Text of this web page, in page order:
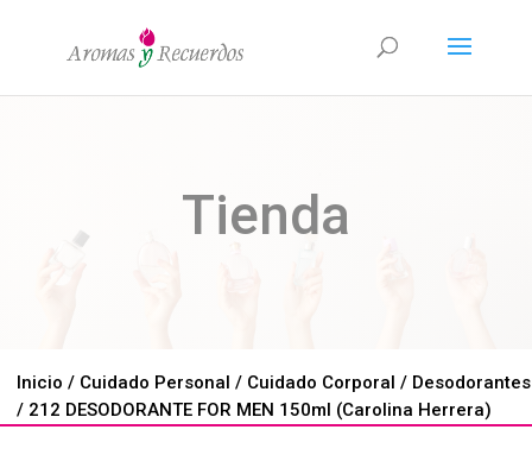
Tienda
Inicio / Cuidado Personal / Cuidado Corporal / Desodorantes
/ 212 DESODORANTE FOR MEN 150ml (Carolina Herrera)